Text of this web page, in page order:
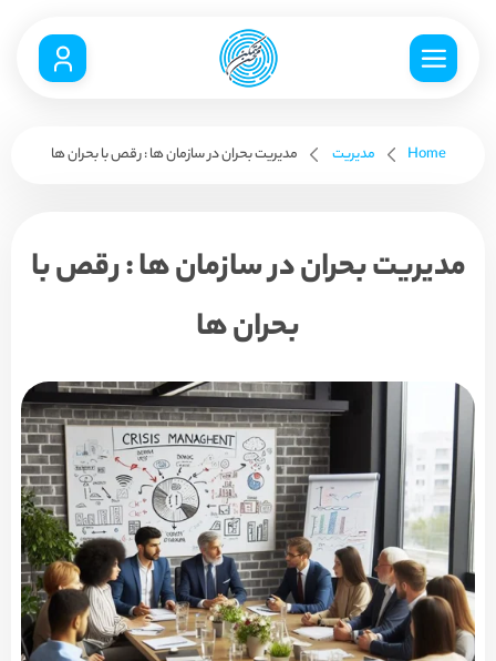
Home مدیریت مدیریت بحران در سازمان ها : رقص با بحران ها
مدیریت بحران در سازمان ها : رقص با
بحران ها